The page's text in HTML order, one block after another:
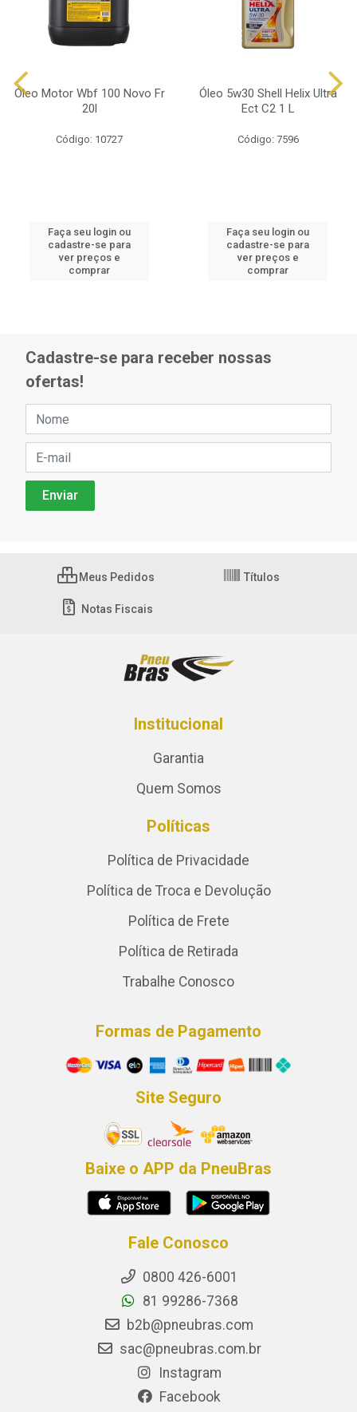
Óleo Motor Wbf 100 Novo Fr
20l
Código: 10727
Faça seu login ou
cadastre-se para
ver preços e
comprar
Óleo 5w30 Shell Helix Ultra
Ect C2 1 L
Código: 7596
Faça seu login ou
cadastre-se para
ver preços e
comprar
Cadastre-se para receber nossas
ofertas!
Meus Pedidos Títulos
Notas Fiscais
Institucional
Garantia
Quem Somos
Políticas
Política de Privacidade
Política de Troca e Devolução
Política de Frete
Política de Retirada
Trabalhe Conosco
Formas de Pagamento
Site Seguro
Baixe o APP da PneuBras
Fale Conosco
0800 426-6001
81 99286-7368
b2b@pneubras.com
sac@pneubras.com.br
Instagram
Facebook